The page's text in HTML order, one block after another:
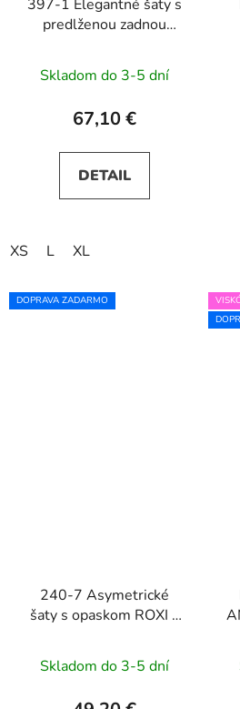
397-1 Elegantné šaty s
predlženou zadnou
Skladom do 3-5 dní
67,10 €
DETAIL
XS L XL
DOPRAVA ZADARMO
240-7 Asymetrické
šaty s opaskom ROXI -
Skladom do 3-5 dní